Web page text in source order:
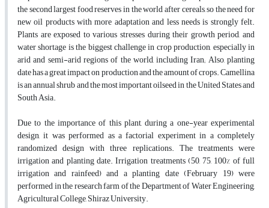
the second largest food reserves in the world after cereals, so the need for
new oil products with more adaptation and less needs is strongly felt.
Plants are exposed to various stresses during their growth period, and
water shortage is the biggest challenge in crop production, especially in
arid and semi-arid regions of the world, including Iran; Also, planting
date has a great impact on production and the amount of crops. Camellina
is an annual shrub and the most important oilseed in the United States and
South Asia.
Due to the importance of this plant, during a one-year experimental
design, it was performed as a factorial experiment in a completely
randomized design with three replications. The treatments were
irrigation and planting date. Irrigation treatments (50, 75, 100% of full
irrigation and rainfeed) and a planting date (February 19) were
performed in the research farm of the Department of Water Engineering,
Agricultural College, Shiraz University.